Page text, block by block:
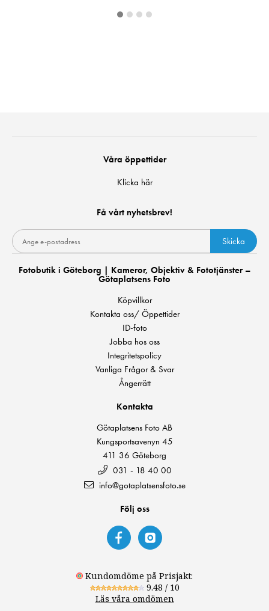
Våra öppettider
Klicka här
Få vårt nyhetsbrev!
Skicka
Fotobutik i Göteborg | Kameror, Objektiv & Fototjänster –
Götaplatsens Foto
Köpvillkor
Kontakta oss/ Öppettider
ID-foto
Jobba hos oss
Integritetspolicy
Vanliga Frågor & Svar
Ångerrätt
Kontakta
Götaplatsens Foto AB
Kungsportsavenyn 45
411 36 Göteborg
031 - 18 40 00
info@gotaplatsensfoto.se
Följ oss